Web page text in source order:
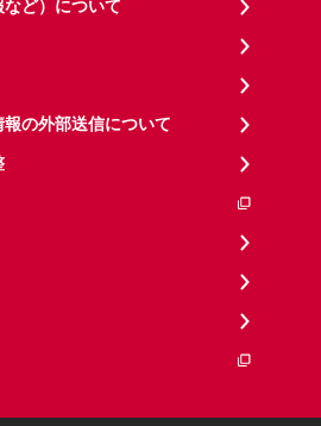
ど）について
の外部送信について